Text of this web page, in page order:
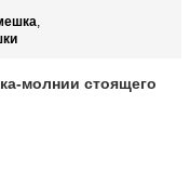
,
молнии стоящего